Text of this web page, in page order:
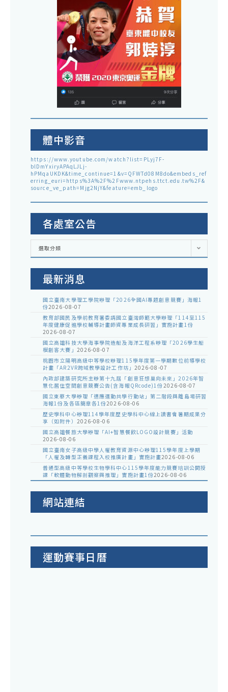
體中影音
https://www.youtube.com/watch?list=PLyj7F-
blDmYxiryAPAqLJLj-
hPMqaUKDK&time_continue=1&v=QFWTd08M8do&embeds_ref
erring_euri=https%3A%2F%2Fwww.ntpehs.ttct.edu.tw%2F&
source_ve_path=Mjg2NjY&feature=emb_logo
各處室公告
各
室
選取分類
最新消息
國立臺南大學理工學院辦理「2026全國AI專題創意競賽」海報1
份2026-08-07
教育部國民及學前教育署委請國立臺灣師範大學辦理「114至115
年度健康促進學校輔導計畫師資專業成長研習」實施計畫1份
2026-08-07
國立高雄科技大學海事學院造船及海洋工程系辦理「2026學生船
模創客大賽」 2026-08-07
桃園市立陽明高級中等學校辦理115學年度第一學期數位前導學校
計畫「AR2VR跨域教學設計工作坊」 2026-08-07
內政部建築研究所主辦第十九屆「創意狂想巢向未來」2026年智
慧化居住空間創意競賽公告(含海報QRcode)1份2026-08-07
國立東華大學辦理「適應運動共學行動站」第二階段與離島場研習
海報1份及各區簡章各1份2026-08-06
歷史學科中心辦理114學年度歷史學科中心線上讀書會暑期成果分
享（如附件） 2026-08-06
國立高雄餐旅大學辦理「AI+智慧餐飲LOGO設計競賽」活動
2026-08-06
國立臺南女子高級中學人權教育資源中心辦理115學年度上學期
「人權及轉型正義課程入校推廣計畫」實施計畫2026-08-06
普通型高級中等學校生物學科中心115學年度能力競賽培訓公開授
課「軟體動物解剖觀察與推理」實施計畫1份2026-08-06
網站連結
運動賽事日曆